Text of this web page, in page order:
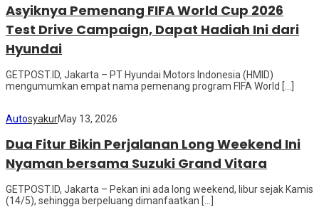
Asyiknya Pemenang FIFA World Cup 2026
Test Drive Campaign, Dapat Hadiah Ini dari
Hyundai
GETPOST.ID, Jakarta – PT Hyundai Motors Indonesia (HMID)
mengumumkan empat nama pemenang program FIFA World […]
AutosyakurMay 13, 2026
Dua Fitur Bikin Perjalanan Long Weekend Ini
Nyaman bersama Suzuki Grand Vitara
GETPOST.ID, Jakarta – Pekan ini ada long weekend, libur sejak Kamis
(14/5), sehingga berpeluang dimanfaatkan […]